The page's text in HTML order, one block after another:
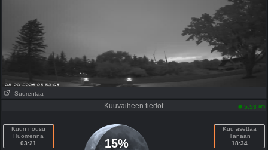
Suurentaa
Kuuvaiheen tiedot 5:53 am
Kuun nousu
Huomenna
03:21
15%
Kuu asettaa
Tänään
18:34